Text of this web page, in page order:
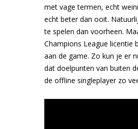
met vage termen, echt
echt beter dan ooit.
te spelen dan voorheen.
Champions League licentie
aan de game. Zo kun je er
dat doelpunten van buiten
de offline singleplayer zo